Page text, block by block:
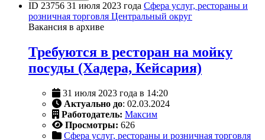
ID 23756 31 июля 2023 года Сфера услуг, рестораны и
розничная торговля Центральный округ
Вакансия в архиве
Требуются в ресторан на мойку
посуды (Хадера, Кейсария)
31 июля 2023 года в 14:20
Актуально до: 02.03.2024
Работодатель: Максим
Просмотры: 626
Сфера услуг, рестораны и розничная торговля